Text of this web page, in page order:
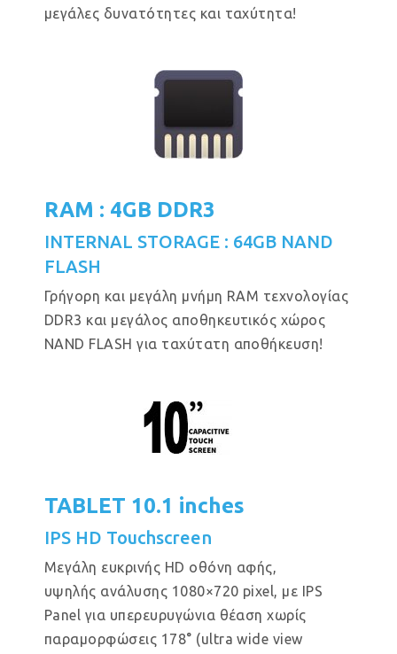
μεγάλες δυνατότητες και ταχύτητα!
RAM : 4GB DDR3
INTERNAL STORAGE : 64GB NAND
FLASH
Γρήγορη και μεγάλη μνήμη RAM τεχνολογίας
DDR3 και μεγάλος αποθηκευτικός χώρος
NAND FLASH για ταχύτατη αποθήκευση!
TABLET 10.1 inches
IPS HD Touchscreen
Μεγάλη ευκρινής HD οθόνη αφής,
υψηλής ανάλυσης 1080×720 pixel, με IPS
Panel για υπερευρυγώνια θέαση χωρίς
παραμορφώσεις 178° (ultra wide view